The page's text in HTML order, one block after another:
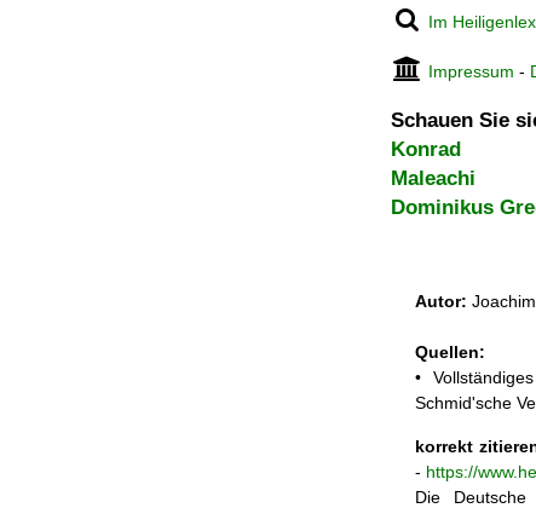
Im
Impressum -
Schauen Sie
Konrad
Maleachi
Dominikus
Autor:
Quellen:
•
Schmid'sche
korrekt
- https://
Die